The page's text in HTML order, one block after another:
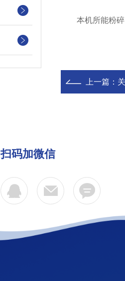
本机所能粉碎的
上一篇：
扫码加微信